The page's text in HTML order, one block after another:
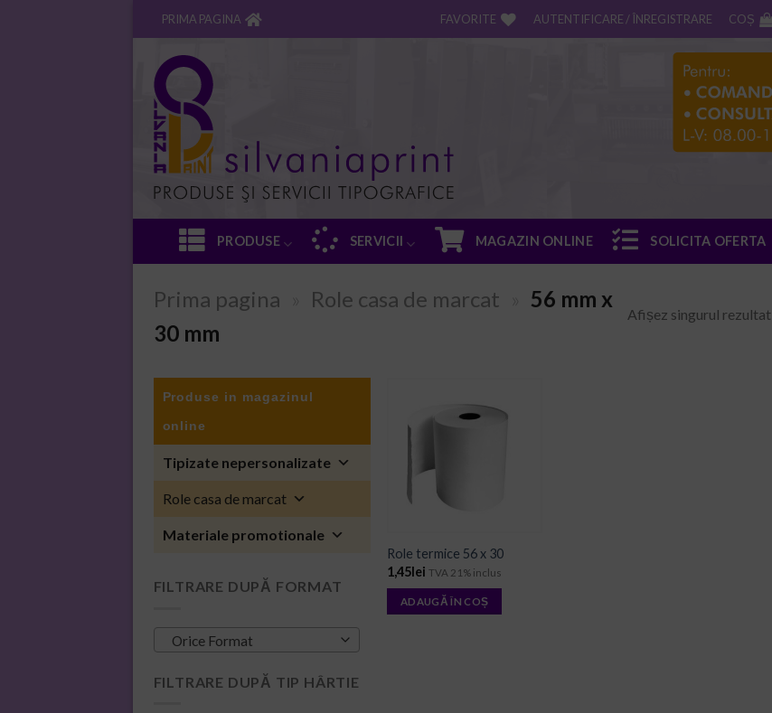
content
PRIMA PAGINA FAVORITE AUTENTIFICARE / ÎNREGISTRARE COȘ
PRODUSE SERVICII MAGAZIN ONLINE SOLICITA OFERTA
Prima pagina Role casa de marcat
56 mm x
30 mm
Afișez singurul rezultat
Produse in magazinul
online
Tipizate nepersonalizate
Role casa de marcat
Materiale promotionale
FILTRARE DUPĂ FORMAT
Orice Format
FILTRARE DUPĂ TIP HÂRTIE
Role termice 56 x 30
1,45lei TVA 21% inclus
ADAUGĂ ÎN COȘ